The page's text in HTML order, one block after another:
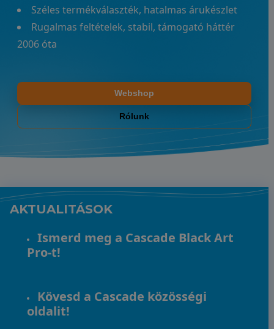
Széles termékválaszték, hatalmas árukészlet
Rugalmas feltételek, stabil, támogató háttér
2006 óta
Webshop
Rólunk
AKTUALITÁSOK
Ismerd meg a Cascade Black Art
Pro-t!
Kövesd a Cascade közösségi
oldalit!